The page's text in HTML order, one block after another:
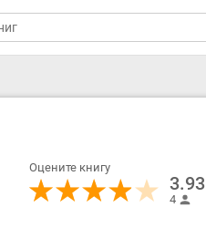
Оцените книгу
3.93
4